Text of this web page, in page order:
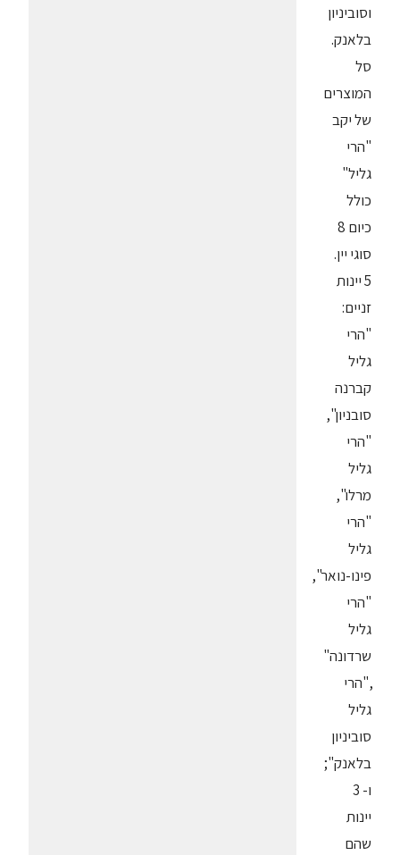
וסוביניון
בלאנק.
סל
המוצרים
של יקב
"הרי
גליל"
כולל
כיום 8
סוגי יין.
5 יינות
זניים:
"הרי
גליל
קברנה
סובניון",
"הרי
גליל
מרלו",
"הרי
גליל
פינו-נואר",
"הרי
גליל
שרדונה"
,"הרי
גליל
סוביניון
בלאנק";
ו- 3
יינות
שהם